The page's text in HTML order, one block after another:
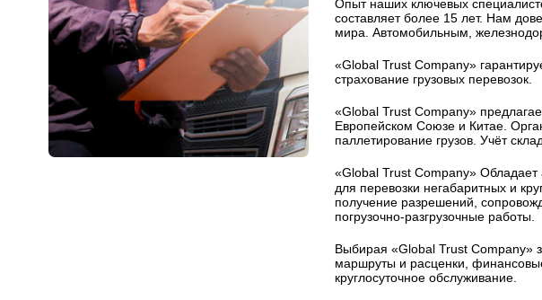
Опыт наших ключевых
составляет более 15 лет. Нам
мира. Автомобильным,
«Global Trust Company»
страхование грузовых перевозок.
«Global Trust Company»
Европейском Союзе и Китае.
паллетирование грузов. Учёт
«Global Trust Company» Обладает
для перевозки негабаритных и
получение разрешений,
погрузочно-разгрузочные работы.
Выбирая «Global Trust Company»
маршруты и расценки,
круглосуточное обслуживание.